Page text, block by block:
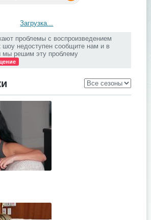
Загрузка...
проблемы с воспроизведением
шоу недоступен сообщите нам и в
мы решим эту проблему